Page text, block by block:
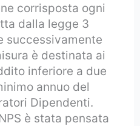
corrisposta ogni
dalla legge 3
successivamente
è destinata ai
inferiore a due
annuo del
Dipendenti.
è stata pensata